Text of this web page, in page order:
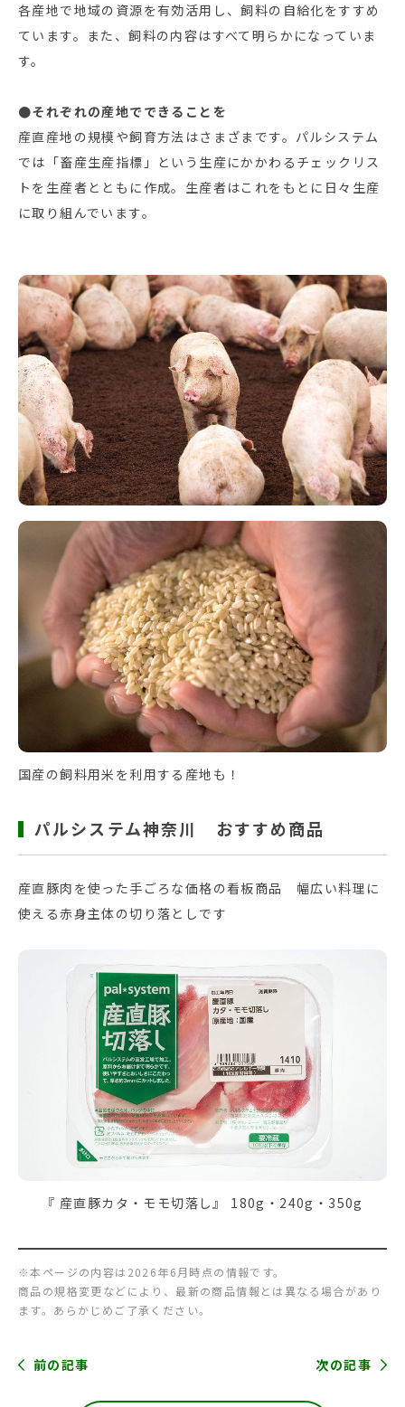
各産地で地域の資源を有効活用し、飼料の自給化をすすめ
ています。また、飼料の内容はすべて明らかになっていま
す。
●それぞれの産地でできることを
産直産地の規模や飼育方法はさまざまです。パルシステム
では「畜産生産指標」という生産にかかわるチェックリス
トを生産者とともに作成。生産者はこれをもとに日々生産
に取り組んでいます。
国産の飼料用米を利用する産地も！
パルシステム神奈川 おすすめ商品
産直豚肉を使った手ごろな価格の看板商品 幅広い料理に
使える赤身主体の切り落としです
『 産直豚カタ・モモ切落し』 180g・240g・350g
※本ページの内容は2026年6月時点の情報です。
商品の規格変更などにより、最新の商品情報とは異なる場合があり
ます。あらかじめご了承ください。
前の記事 次の記事